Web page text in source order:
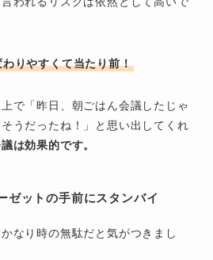
りやすくて当たり前！
で「昨日、朝ごはん会議したじゃ
うだったね！」と思い出してくれ
は効果的です。
ゼットの手前にスタンバイ
なり時の無駄だと気がつきまし